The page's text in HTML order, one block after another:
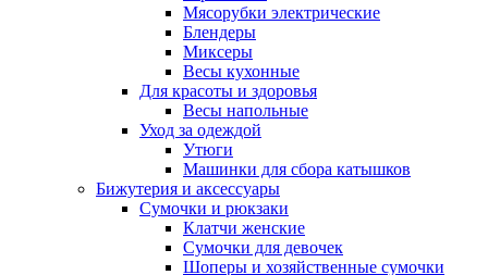
Мясорубки электрические
Блендеры
Миксеры
Весы кухонные
Для красоты и здоровья
Весы напольные
Уход за одеждой
Утюги
Машинки для сбора катышков
Бижутерия и аксессуары
Сумочки и рюкзаки
Клатчи женские
Сумочки для девочек
Шоперы и хозяйственные сумочки